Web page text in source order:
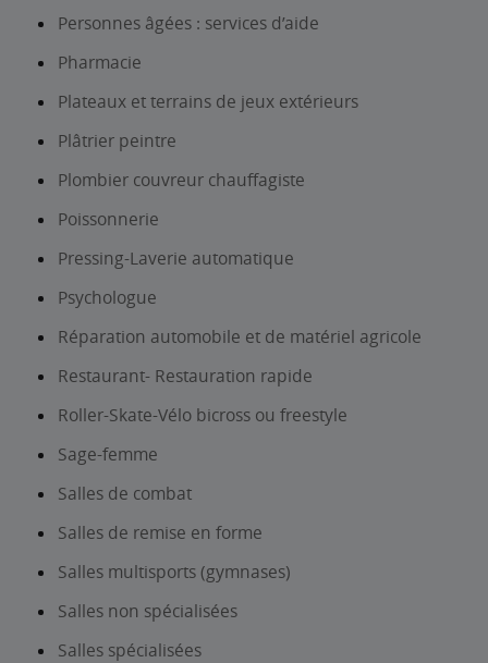
Personnes âgées : services d’aide
Pharmacie
Plateaux et terrains de jeux extérieurs
Plâtrier peintre
Plombier couvreur chauffagiste
Poissonnerie
Pressing-Laverie automatique
Psychologue
Réparation automobile et de matériel agricole
Restaurant- Restauration rapide
Roller-Skate-Vélo bicross ou freestyle
Sage-femme
Salles de combat
Salles de remise en forme
Salles multisports (gymnases)
Salles non spécialisées
Salles spécialisées